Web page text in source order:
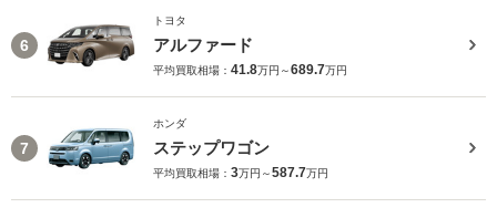
6
トヨタ
アルファード
平均買取相場： 41.8万円～689.7万円
7
ホンダ
ステップワゴン
平均買取相場： 3万円～587.7万円